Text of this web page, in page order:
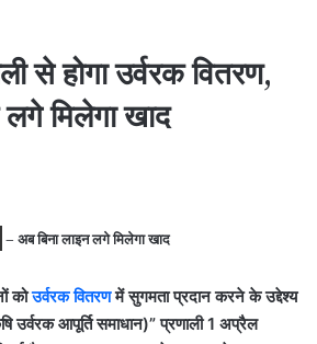
से होगा उर्वरक वितरण,
मिलेगा खाद
– अब बिना लाइन लगे मिलेगा खाद
कोउर्वरक वितरणमें सुगमता प्रदान करने के उद्देश्य
उर्वरक आपूर्ति समाधान)” प्रणाली 1 अप्रैल